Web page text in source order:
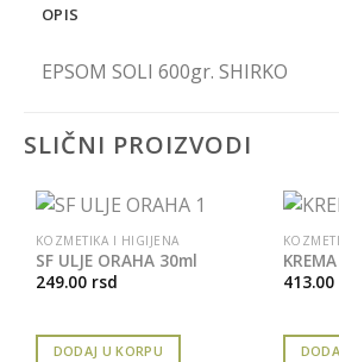
OPIS
EPSOM SOLI 600gr. SHIRKO
SLIČNI PROIZVODI
KOZMETIKA I HIGIJENA
SF ULJE ORAHA 30ml
249.00 rsd
DODAJ U KORPU
413.00